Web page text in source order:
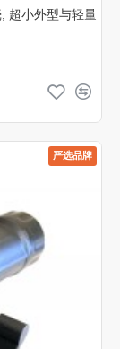
超小外型与轻量
严选品牌